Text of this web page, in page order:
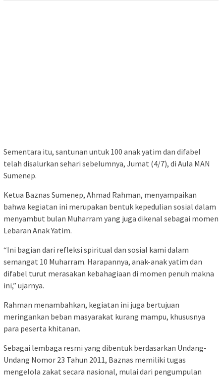
Sementara itu, santunan untuk 100 anak yatim dan difabel
telah disalurkan sehari sebelumnya, Jumat (4/7), di Aula MAN
Sumenep.
Ketua Baznas Sumenep, Ahmad Rahman, menyampaikan
bahwa kegiatan ini merupakan bentuk kepedulian sosial dalam
menyambut bulan Muharram yang juga dikenal sebagai momen
Lebaran Anak Yatim.
“Ini bagian dari refleksi spiritual dan sosial kami dalam
semangat 10 Muharram. Harapannya, anak-anak yatim dan
difabel turut merasakan kebahagiaan di momen penuh makna
ini,” ujarnya.
Rahman menambahkan, kegiatan ini juga bertujuan
meringankan beban masyarakat kurang mampu, khususnya
para peserta khitanan.
Sebagai lembaga resmi yang dibentuk berdasarkan Undang-
Undang Nomor 23 Tahun 2011, Baznas memiliki tugas
mengelola zakat secara nasional, mulai dari pengumpulan